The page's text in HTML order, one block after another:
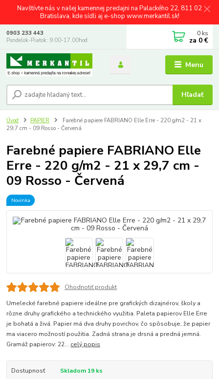
Navštívte nás v našej kamennej predajni na Palackého 22, 811 02
Bratislava, kde sídli aj e-shop www.merkantil.sk!
Menu
Hľadať
0903 233 443
Pondelok-Piatok: 9.00-17.00hod.
0 ks
za 0 €
Úvod PAPIER
Farebné papiere FABRIANO Elle Erre - 220 g/m2 - 21 x
29,7 cm - 09 Rosso - Červená
Farebné papiere FABRIANO Elle
Erre - 220 g/m2 - 21 x 29,7 cm -
09 Rosso - Červená
Novinka
Ohodnotiť produkt
Umelecké farebné papiere ideálne pre grafických dizajnérov, školy a
rôzne druhy grafického a technického využitia. Paleta papierov Elle Erre
je bohatá a živá. Papier má dva druhy povrchov, čo spôsobuje, že papier
ma viacero možností použitia. Zadná strana je drsná a predná jemná.
Gramáž papierov: 22... celý popis
Dostupnosť
Skladom 19 ks